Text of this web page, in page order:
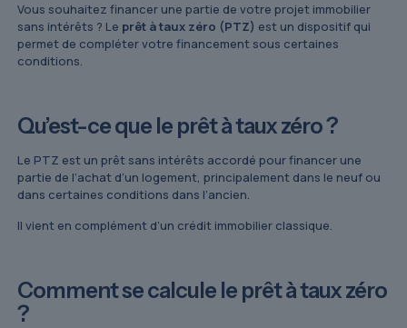
Vous souhaitez financer une partie de votre projet immobilier
sans intérêts ? Le prêt à taux zéro (PTZ) est un dispositif qui
permet de compléter votre financement sous certaines
conditions.
Qu’est-ce que le prêt à taux zéro ?
Le PTZ est un prêt sans intérêts accordé pour financer une
partie de l’achat d’un logement, principalement dans le neuf ou
dans certaines conditions dans l’ancien.
Il vient en complément d’un crédit immobilier classique.
Comment se calcule le prêt à taux zéro
?